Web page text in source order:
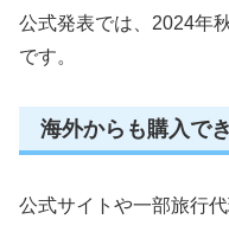
公式発表では、2024年
です。
海外からも購入で
公式サイトや一部旅行